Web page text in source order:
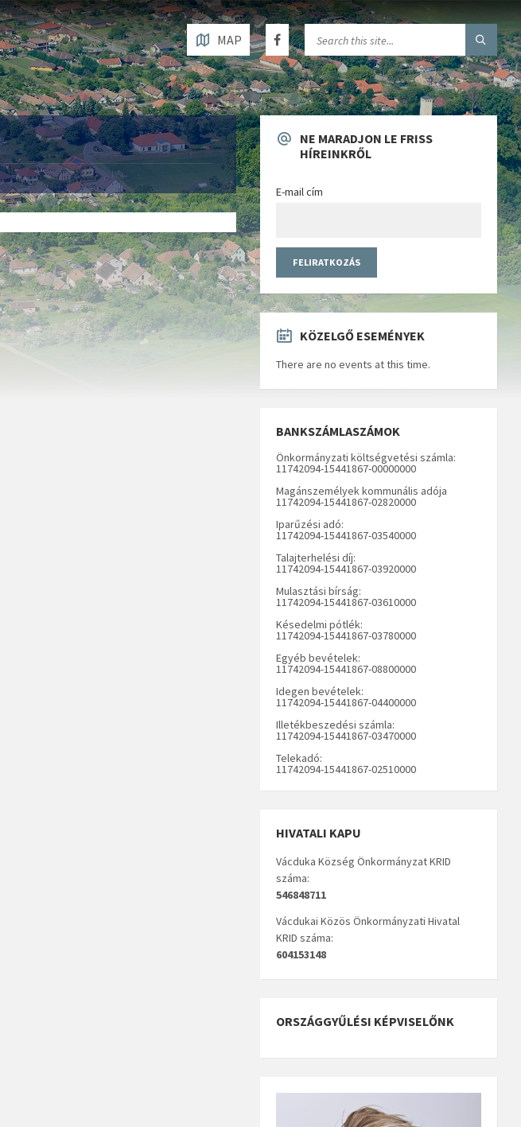
MAP
NE MARADJON LE FRISS
HÍREINKRŐL
E-mail cím
KÖZELGŐ ESEMÉNYEK
There are no events at this time.
BANKSZÁMLASZÁMOK
Önkormányzati költségvetési számla:
11742094-15441867-00000000
Magánszemélyek kommunális adója
11742094-15441867-02820000
Iparűzési adó:
11742094-15441867-03540000
Talajterhelési díj:
11742094-15441867-03920000
Mulasztási bírság:
11742094-15441867-03610000
Késedelmi pótlék:
11742094-15441867-03780000
Egyéb bevételek:
11742094-15441867-08800000
Idegen bevételek:
11742094-15441867-04400000
Illetékbeszedési számla:
11742094-15441867-03470000
Telekadó:
11742094-15441867-02510000
HIVATALI KAPU
Vácduka Község Önkormányzat KRID
száma:
546848711
Vácdukai Közös Önkormányzati Hivatal
KRID száma:
604153148
ORSZÁGGYŰLÉSI KÉPVISELŐNK